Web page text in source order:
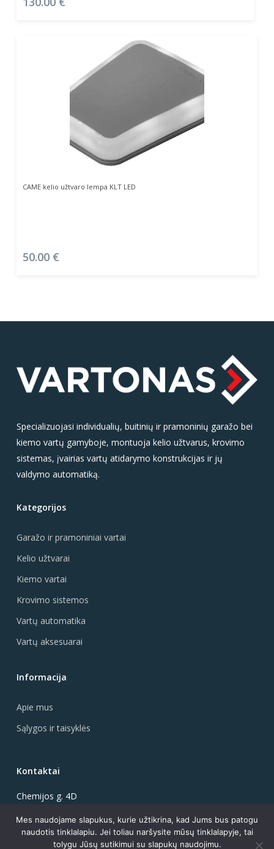
Daugiau
CAME kelio užtvaro lempa KLT LED
50.00 €
Specializuojasi individualių, buitinių ir pramoninių garažo bei
kiemo vartų gamyboje, montuoja kelio užtvarus, krovimo
sistemas, įvairias vartų atidarymo konstrukcijas ir jų
valdymo automatiką.
Kategorijos
Garažo ir pramoniniai vartai
Kelio užtvarai
Kiemo vartai
Krovimo sistemos
Vartų automatika
Vartų aksesuarai
Informacija
Apie mus
Sąlygos ir taisyklės
Kontaktai
Chemijos g. 4D
+370-646-27927
info@vartonas.lt
Mes naudojame slapukus, kurie užtikrina, kad Jums bus patogu
naudotis tinklalapiu. Jei toliau naršysite mūsų tinklalapyje, tai
tolygu Jūsų sutikimui su slapukų naudojimu.